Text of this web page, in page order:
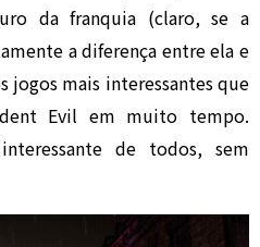
da franquia (claro, se a
a diferença entre ela e
jogos mais interessantes que
Evil em muito tempo.
de todos, sem